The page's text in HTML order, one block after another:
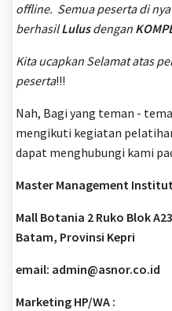
offline. Semua peserta di
berhasilLulusdengan
Kita ucapkan Selamat atas
peserta!!!
Nah, Bagi yang teman -
mengikuti kegiatan
dapat menghubungi kami
Master Management
Mall Botania 2 Ruko Blok
Batam, Provinsi Kepri
email: admin@asnor.co.id
Marketing HP/WA :